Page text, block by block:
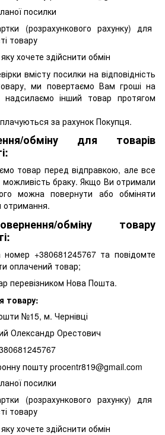
посилки
(розрахункового рахунку) для
товару
хочете здійснити обмін
вмісту посилки на відповідність
ми повертаємо Вам гроші на
надсилаємо інший товар протягом
за рахунок Покупця.
обміну для товарів
товар перед відправкою, але все
браку. Якщо Ви отримали
можна повернути або обміняти
отримання.
обміну товару
+380681245767 та повідомте
оплачений товар;
перевізником Нова Пошта.
товару:
№15, м. Чернівці
Олександр Орестович
пошту procentr819@gmail.com
посилки
(розрахункового рахунку) для
товару
хочете здійснити обмін